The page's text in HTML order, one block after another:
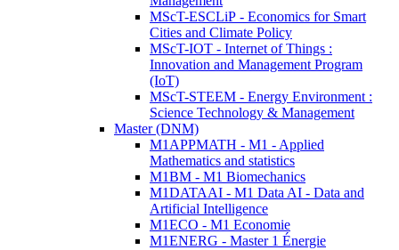
MScT-ESCLiP - Economics for Smart
Cities and Climate Policy
MScT-IOT - Internet of Things :
Innovation and Management Program
(IoT)
MScT-STEEM - Energy Environment :
Science Technology & Management
Master (DNM)
M1APPMATH - M1 - Applied
Mathematics and statistics
M1BM - M1 Biomechanics
M1DATAAI - M1 Data AI - Data and
Artificial Intelligence
M1ECO - M1 Economie
M1ENERG - Master 1 Énergie